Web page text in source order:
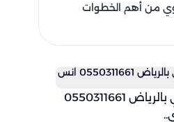
من أهم الخطوات
شركة تسليك مجاري بالرياض 0550311661